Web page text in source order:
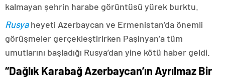
kalmayan şehrin harabe görüntüsü yürek burktu.
Rusyaheyeti Azerbaycan ve Ermenistan’da önemli
görüşmeler gerçekleştirirken Paşinyan’a tüm
umutlarını başladığı Rusya’dan yine kötü haber geldi.
“Dağlık Karabağ Azerbaycan’ın Ayrılmaz Bir